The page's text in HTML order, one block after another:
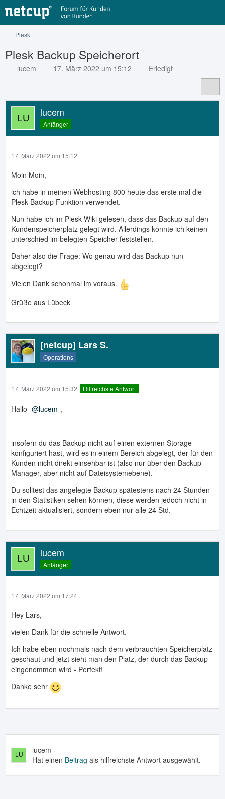
Plesk
Plesk Backup Speicherort
lucem 17. März 2022 um 15:12 Erledigt
lucem
Anfänger
17. März 2022 um 15:12
Moin Moin,
ich habe in meinen Webhosting 800 heute das erste mal die
Plesk Backup Funktion verwendet.
Nun habe ich im Plesk Wiki gelesen, dass das Backup auf den
Kundenspeicherplatz gelegt wird. Allerdings konnte ich keinen
unterschied im belegten Speicher feststellen.
Daher also die Frage: Wo genau wird das Backup nun
abgelegt?
Vielen Dank schonmal im voraus.
Grüße aus Lübeck
[netcup] Lars S.
Operations
17. März 2022 um 15:32 Hilfreichste Antwort
Hallo lucem ,
insofern du das Backup nicht auf einen externen Storage
konfiguriert hast, wird es in einem Bereich abgelegt, der für den
Kunden nicht direkt einsehbar ist (also nur über den Backup
Manager, aber nicht auf Dateisystemebene).
Du solltest das angelegte Backup spätestens nach 24 Stunden
in den Statistiken sehen können, diese werden jedoch nicht in
Echtzeit aktualisiert, sondern eben nur alle 24 Std.
lucem
Anfänger
17. März 2022 um 17:24
Hey Lars,
vielen Dank für die schnelle Antwort.
Ich habe eben nochmals nach dem verbrauchten Speicherplatz
geschaut und jetzt sieht man den Platz, der durch das Backup
eingenommen wird - Perfekt!
Danke sehr
lucem
Hat einen Beitrag als hilfreichste Antwort ausgewählt.